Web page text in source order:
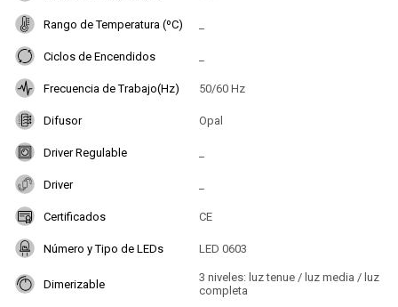
Rango de Temperatura (ºC)
Ciclos de Encendidos
Frecuencia de Trabajo(Hz) 50/60 Hz
Difusor Opal
Driver Regulable
Driver
Certificados CE
Número y Tipo de LEDs LED 0603
Dimerizable
3 niveles: luz tenue / luz media / luz
completa